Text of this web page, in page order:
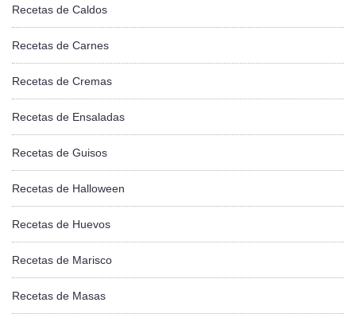
Recetas de Caldos
Recetas de Carnes
Recetas de Cremas
Recetas de Ensaladas
Recetas de Guisos
Recetas de Halloween
Recetas de Huevos
Recetas de Marisco
Recetas de Masas